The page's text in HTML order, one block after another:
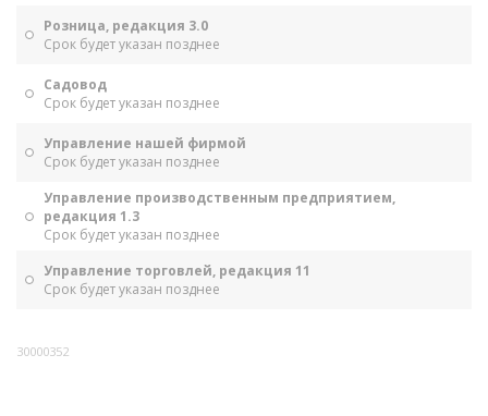
Розница, редакция 3.0
Срок будет указан позднее
Садовод
Срок будет указан позднее
Управление нашей фирмой
Срок будет указан позднее
Управление производственным предприятием,
редакция 1.3
Срок будет указан позднее
Управление торговлей, редакция 11
Срок будет указан позднее
30000352